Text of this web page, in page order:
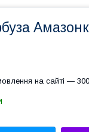
на сайті —